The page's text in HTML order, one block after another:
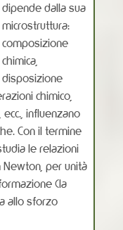
dipende dalla sua
microstruttura:
composizione
chimica,
disposizione
chimico,
influenzano
Con il termine
le relazioni
per unità
(la
allo sforzo